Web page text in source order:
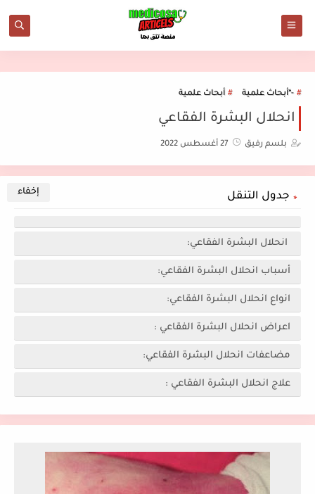
-*أبحاث علمية أبحاث علمية
انحلال البشرة الفقاعي
بلسم رفيق 27 أغسطس 2022
جدول التنقل
انحلال البشرة الفقاعي:
أسباب انحلال البشرة الفقاعي:
انواع انحلال البشرة الفقاعي:
اعراض انحلال البشرة الفقاعي :
مضاعفات انحلال البشرة الفقاعي:
علاج انحلال البشرة الفقاعي :